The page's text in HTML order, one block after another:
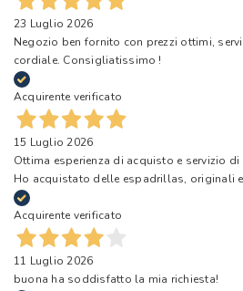
23 Luglio 2026
Negozio ben fornito con prezzi ottimi,
cordiale. Consigliatissimo !
Acquirente verificato
15 Luglio 2026
Ottima esperienza di acquisto e servizio
Ho acquistato delle espadrillas, originali
Acquirente verificato
11 Luglio 2026
buona ha soddisfatto la mia richiesta!